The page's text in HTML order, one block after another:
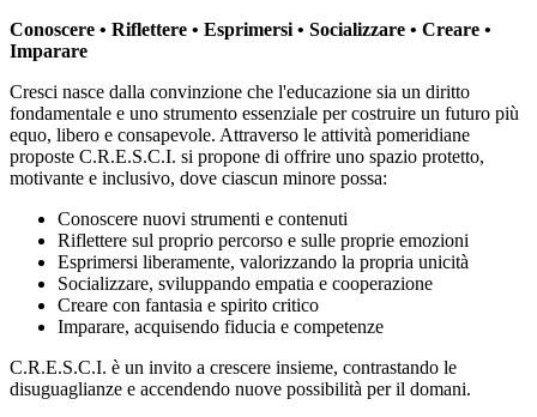
Conoscere • Riflettere • Esprimersi • Socializzare • Creare •
Imparare
Cresci nasce dalla convinzione che l'educazione sia un diritto
fondamentale e uno strumento essenziale per costruire un futuro più
equo, libero e consapevole. Attraverso le attività pomeridiane
proposte C.R.E.S.C.I. si propone di offrire uno spazio protetto,
motivante e inclusivo, dove ciascun minore possa:
Conoscere nuovi strumenti e contenuti
Riflettere sul proprio percorso e sulle proprie emozioni
Esprimersi liberamente, valorizzando la propria unicità
Socializzare, sviluppando empatia e cooperazione
Creare con fantasia e spirito critico
Imparare, acquisendo fiducia e competenze
C.R.E.S.C.I. è un invito a crescere insieme, contrastando le
disuguaglianze e accendendo nuove possibilità per il domani.